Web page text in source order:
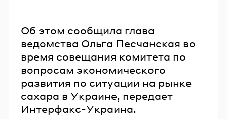
Об этом сообщила глава
ведомства Ольга Песчанская во
время совещания комитета по
вопросам экономического
развития по ситуации на рынке
сахара в Украине, передает
Интерфакс-Украина.